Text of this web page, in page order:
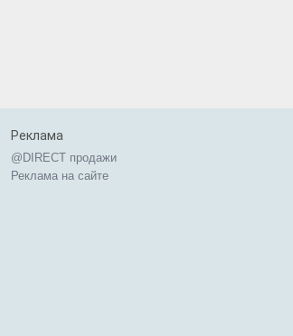
Реклама
@DIRECT продажи
Реклама на сайте